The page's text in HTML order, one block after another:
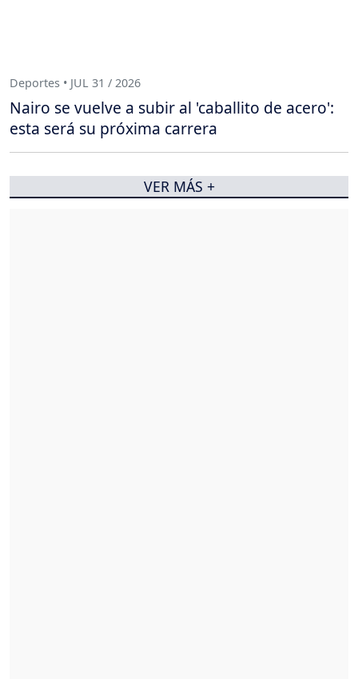
Deportes • JUL 31 / 2026
Nairo se vuelve a subir al 'caballito de acero':
esta será su próxima carrera
VER MÁS +